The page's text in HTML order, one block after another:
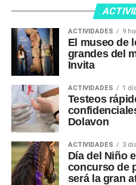
ACTIVIDADES 9
El museo de
grandes del
Invita
ACTIVIDADES 1
Testeos
Dolavon
ACTIVIDADES 3
Día del Niño
concurso de
será la gran